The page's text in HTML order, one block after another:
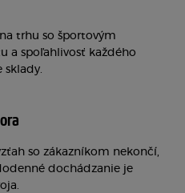
trhu so športovým
a spoľahlivosť každého
sklady.
so zákazníkom nekončí,
dochádzanie je